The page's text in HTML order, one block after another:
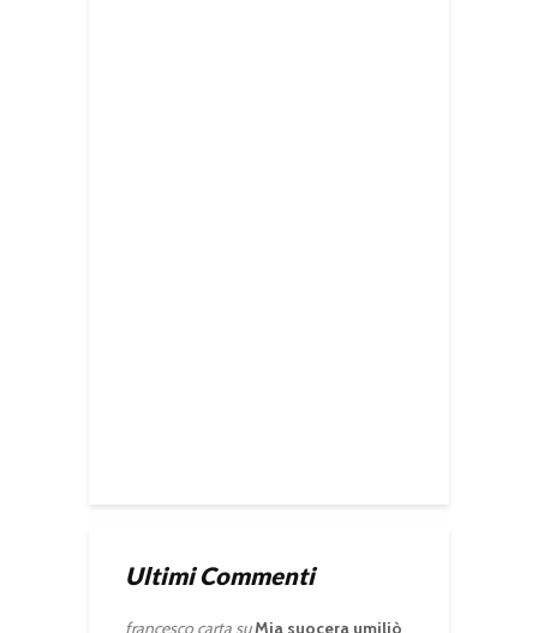
Ultimi Commenti
francesco carta suMia suocera umiliò